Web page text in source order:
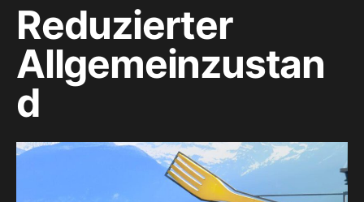
Reduzierter
Allgemeinzustan
d